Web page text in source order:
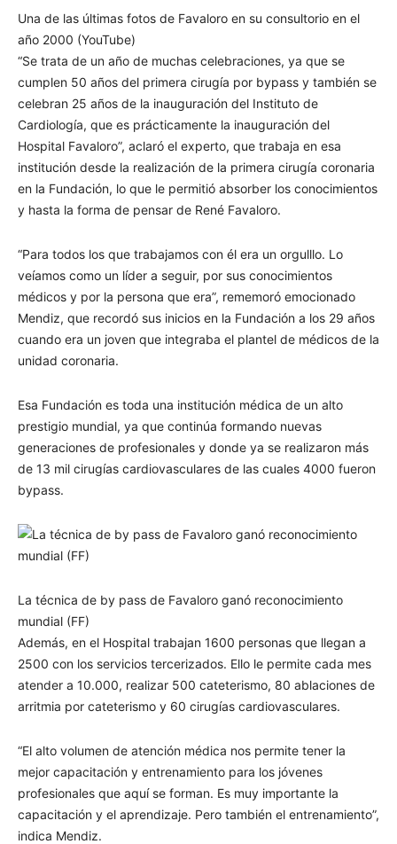
Una de las últimas fotos de Favaloro en su consultorio en el
año 2000 (YouTube)
“Se trata de un año de muchas celebraciones, ya que se
cumplen 50 años del primera cirugía por bypass y también se
celebran 25 años de la inauguración del Instituto de
Cardiología, que es prácticamente la inauguración del
Hospital Favaloro”, aclaró el experto, que trabaja en esa
institución desde la realización de la primera cirugía coronaria
en la Fundación, lo que le permitió absorber los conocimientos
y hasta la forma de pensar de René Favaloro.
“Para todos los que trabajamos con él era un orgulllo. Lo
veíamos como un líder a seguir, por sus conocimientos
médicos y por la persona que era”, rememoró emocionado
Mendiz, que recordó sus inicios en la Fundación a los 29 años
cuando era un joven que integraba el plantel de médicos de la
unidad coronaria.
Esa Fundación es toda una institución médica de un alto
prestigio mundial, ya que continúa formando nuevas
generaciones de profesionales y donde ya se realizaron más
de 13 mil cirugías cardiovasculares de las cuales 4000 fueron
bypass.
La técnica de by pass de Favaloro ganó reconocimiento
mundial (FF)
Además, en el Hospital trabajan 1600 personas que llegan a
2500 con los servicios tercerizados. Ello le permite cada mes
atender a 10.000, realizar 500 cateterismo, 80 ablaciones de
arritmia por cateterismo y 60 cirugías cardiovasculares.
“El alto volumen de atención médica nos permite tener la
mejor capacitación y entrenamiento para los jóvenes
profesionales que aquí se forman. Es muy importante la
capacitación y el aprendizaje. Pero también el entrenamiento”,
indica Mendiz.